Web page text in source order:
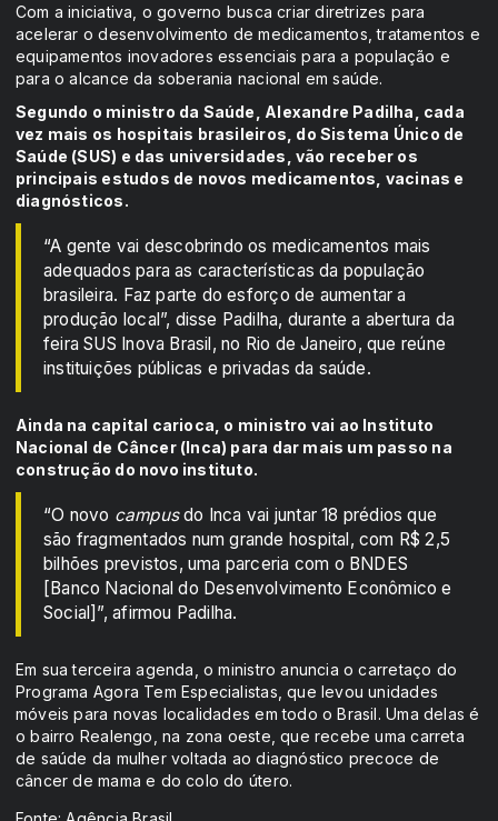
Com a iniciativa, o governo busca criar diretrizes para
acelerar o desenvolvimento de medicamentos, tratamentos e
equipamentos inovadores essenciais para a população e
para o alcance da soberania nacional em saúde.
Segundo o ministro da Saúde, Alexandre Padilha, cada
vez mais os hospitais brasileiros, do Sistema Único de
Saúde (SUS) e das universidades, vão receber os
principais estudos de novos medicamentos, vacinas e
diagnósticos.
“A gente vai descobrindo os medicamentos mais
adequados para as características da população
brasileira. Faz parte do esforço de aumentar a
produção local”, disse Padilha, durante a abertura da
feira SUS Inova Brasil, no Rio de Janeiro, que reúne
instituições públicas e privadas da saúde.
Ainda na capital carioca, o ministro vai ao Instituto
Nacional de Câncer (Inca) para dar mais um passo na
construção do novo instituto.
“O novo campusdo Inca vai juntar 18 prédios que
são fragmentados num grande hospital, com R$ 2,5
bilhões previstos, uma parceria com o BNDES
[Banco Nacional do Desenvolvimento Econômico e
Social]”, afirmou Padilha.
Em sua terceira agenda, o ministro anuncia o carretaço do
Programa Agora Tem Especialistas, que levou unidades
móveis para novas localidades em todo o Brasil. Uma delas é
o bairro Realengo, na zona oeste, que recebe uma carreta
de saúde da mulher voltada ao diagnóstico precoce de
câncer de mama e do colo do útero.